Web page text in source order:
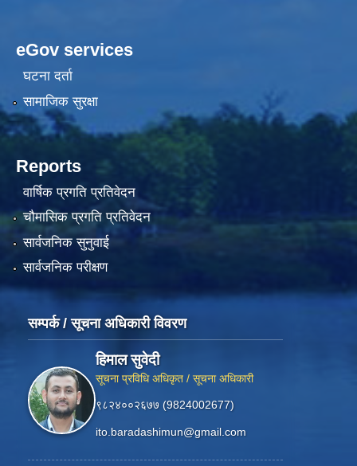
eGov services
घटना दर्ता
सामाजिक सुरक्षा
Reports
वार्षिक प्रगति प्रतिवेदन
चौमासिक प्रगति प्रतिवेदन
सार्वजनिक सुनुवाई
सार्वजनिक परीक्षण
सम्पर्क / सूचना अधिकारी विवरण
हिमाल सुवेदी
सूचना प्रविधि अधिकृत / सूचना अधिकारी
९८२४००२६७७ (9824002677)
ito.baradashimun@gmail.com